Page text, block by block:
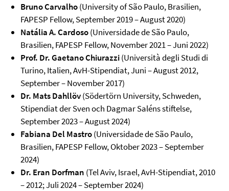
Bruno Carvalho(University of São Paulo, Brasilien,
FAPESP Fellow, September 2019 – August 2020)
Natália A. Cardoso(Universidade de São Paulo,
Brasilien, FAPESP Fellow, November 2021 – Juni 2022)
Prof. Dr. Gaetano Chiurazzi(Università degli Studi di
Turino, Italien, AvH-Stipendiat, Juni – August 2012,
September – November 2017)
Dr. Mats Dahllöv(Södertörn University, Schweden,
Stipendiat der Sven och Dagmar Saléns stiftelse,
September 2023 – August 2024)
Fabiana Del Mastro(Universidade de São Paulo,
Brasilien, FAPESP Fellow, Oktober 2023 – September
2024)
Dr. Eran Dorfman (Tel Aviv, Israel, AvH-Stipendiat, 2010
– 2012; Juli 2024 – September 2024)